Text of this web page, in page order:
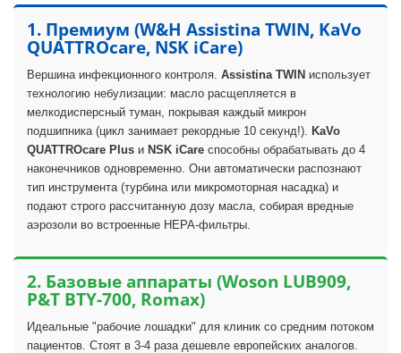
1. Премиум (W&H Assistina TWIN, KaVo
QUATTROcare, NSK iCare)
Вершина инфекционного контроля. Assistina TWIN использует
технологию небулизации: масло расщепляется в
мелкодисперсный туман, покрывая каждый микрон
подшипника (цикл занимает рекордные 10 секунд!). KaVo
QUATTROcare Plus и NSK iCare способны обрабатывать до 4
наконечников одновременно. Они автоматически распознают
тип инструмента (турбина или микромоторная насадка) и
подают строго рассчитанную дозу масла, собирая вредные
аэрозоли во встроенные HEPA-фильтры.
2. Базовые аппараты (Woson LUB909,
P&T BTY-700, Romax)
Идеальные "рабочие лошадки" для клиник со средним потоком
пациентов. Стоят в 3-4 раза дешевле европейских аналогов.